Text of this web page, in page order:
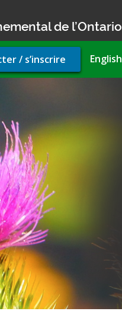
de l’Ontario
English
/ s’inscrire